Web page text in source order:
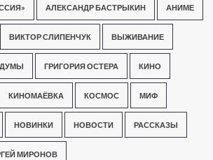
АЛЕКСАНДР БАСТРЫКИН АНИМЕ
ВИКТОР СЛИПЕНЧУК ВЫЖИВАНИЕ
ГРИГОРИЯ ОСТЕРА КИНО
КИНОМАЁВКА КОСМОС МИФ
НОВИНКИ НОВОСТИ РАССКАЗЫ
МИРОНОВ